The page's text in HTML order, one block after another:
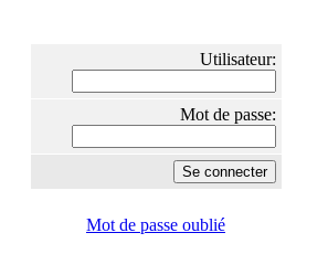
Utilisateur:
Mot de passe:
Mot de passe oublié